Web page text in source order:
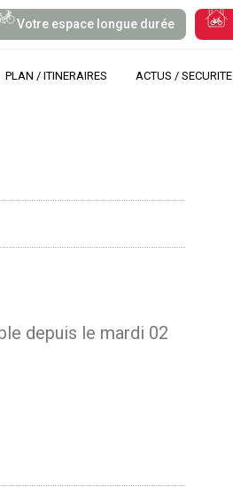
Votre espace longue durée
PLAN / ITINERAIRES ACTUS / SECURITE
depuis le mardi 02